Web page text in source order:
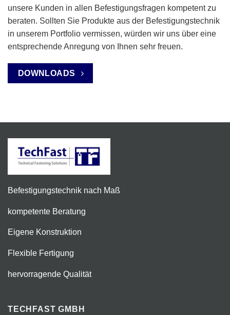
unsere Kunden in allen Befestigungsfragen kompetent zu
beraten. Sollten Sie Produkte aus der Befestigungstechnik
in unserem Portfolio vermissen, würden wir uns über eine
entsprechende Anregung von Ihnen sehr freuen.
DOWNLOADS
Befestigungstechnik nach Maß
kompetente Beratung
Eigene Konstruktion
Flexible Fertigung
hervorragende Qualität
TECHFAST GMBH